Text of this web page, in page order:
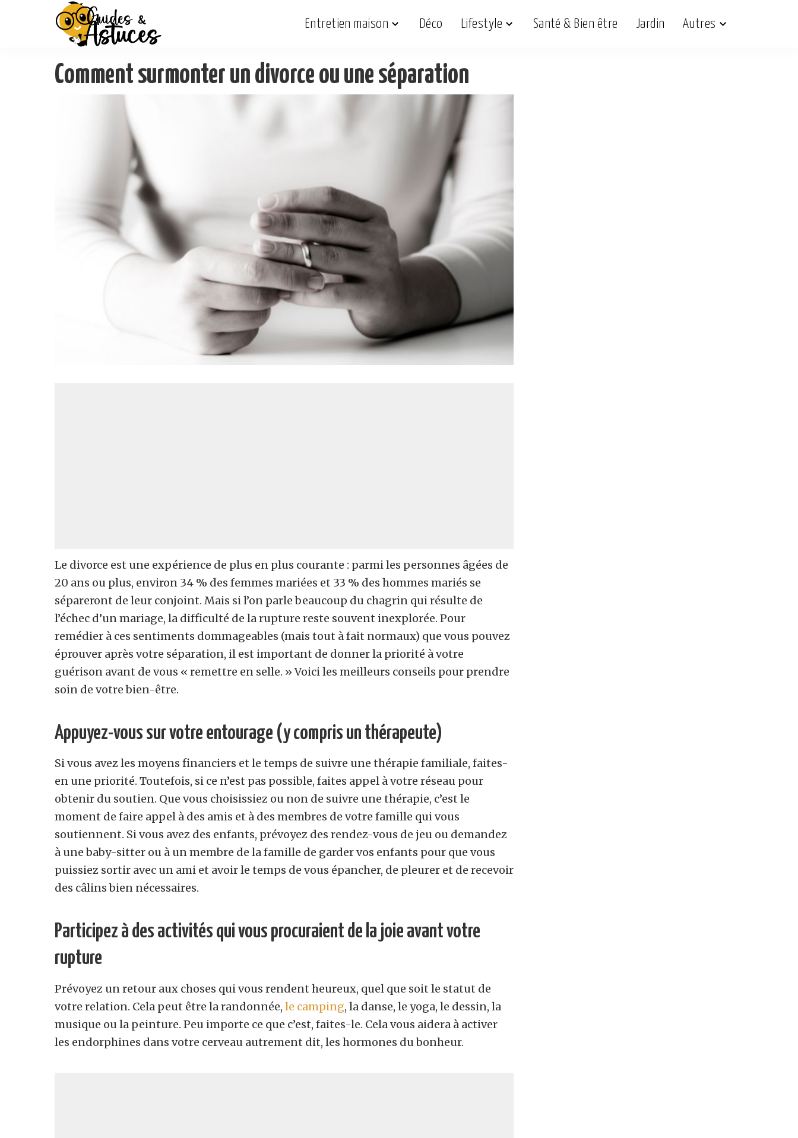
Entretien maison Déco Lifestyle Santé & Bien être Jardin Autres
Comment surmonter un divorce ou une séparation
Le divorce est une expérience de plus en plus courante : parmi les personnes âgées de
20 ans ou plus, environ 34 % des femmes mariées et 33 % des hommes mariés se
sépareront de leur conjoint. Mais si l’on parle beaucoup du chagrin qui résulte de
l’échec d’un mariage, la difficulté de la rupture reste souvent inexplorée. Pour
remédier à ces sentiments dommageables (mais tout à fait normaux) que vous pouvez
éprouver après votre séparation, il est important de donner la priorité à votre
guérison avant de vous « remettre en selle. » Voici les meilleurs conseils pour prendre
soin de votre bien-être.
Appuyez-vous sur votre entourage (y compris un thérapeute)
Si vous avez les moyens financiers et le temps de suivre une thérapie familiale, faites-
en une priorité. Toutefois, si ce n’est pas possible, faites appel à votre réseau pour
obtenir du soutien. Que vous choisissiez ou non de suivre une thérapie, c’est le
moment de faire appel à des amis et à des membres de votre famille qui vous
soutiennent. Si vous avez des enfants, prévoyez des rendez-vous de jeu ou demandez
à une baby-sitter ou à un membre de la famille de garder vos enfants pour que vous
puissiez sortir avec un ami et avoir le temps de vous épancher, de pleurer et de recevoir
des câlins bien nécessaires.
Participez à des activités qui vous procuraient de la joie avant votre
rupture
Prévoyez un retour aux choses qui vous rendent heureux, quel que soit le statut de
votre relation. Cela peut être la randonnée, le camping, la danse, le yoga, le dessin, la
musique ou la peinture. Peu importe ce que c’est, faites-le. Cela vous aidera à activer
les endorphines dans votre cerveau autrement dit, les hormones du bonheur.